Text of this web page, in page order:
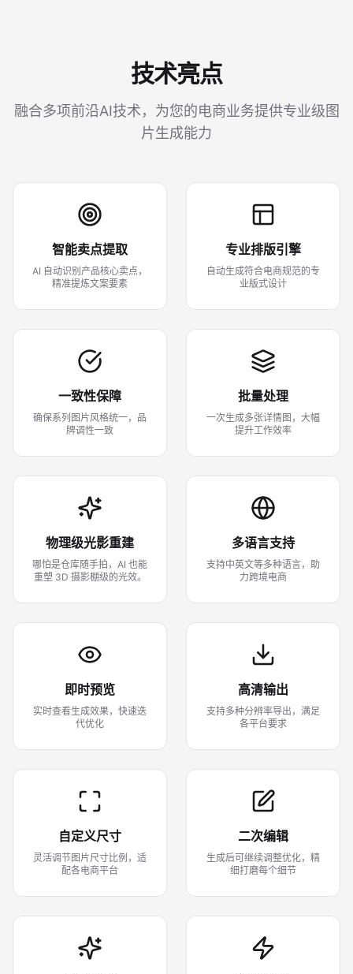
技术亮点
融合多项前沿AI技术，为您的电商业务提供专业级图
片生成能力
智能卖点提取
AI 自动识别产品核心卖点，
精准提炼文案要素
专业排版引擎
自动生成符合电商规范的专
业版式设计
一致性保障
确保系列图片风格统一，品
牌调性一致
批量处理
一次生成多张详情图，大幅
提升工作效率
物理级光影重建
哪怕是仓库随手拍，AI 也能
重塑 3D 摄影棚级的光效。
多语言支持
支持中英文等多种语言，助
力跨境电商
即时预览
实时查看生成效果，快速迭
代优化
高清输出
支持多种分辨率导出，满足
各平台要求
自定义尺寸
灵活调节图片尺寸比例，适
配各电商平台
二次编辑
生成后可继续调整优化，精
细打磨每个细节